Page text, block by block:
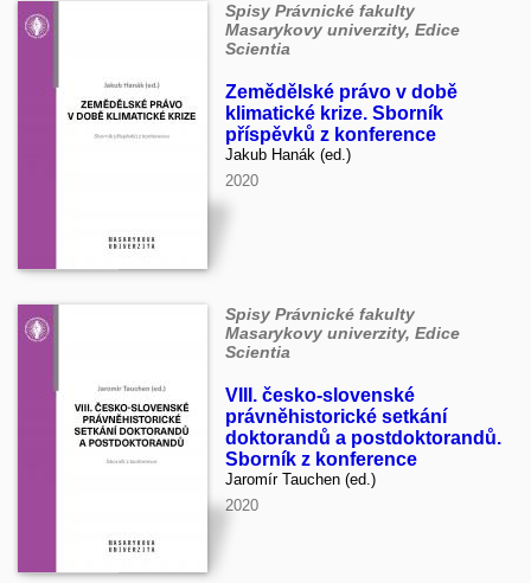
Spisy Právnické fakulty
Masarykovy univerzity, Edice
Scientia
Zemědělské právo v době
klimatické krize. Sborník
příspěvků z konference
Jakub Hanák (ed.)
2020
Spisy Právnické fakulty
Masarykovy univerzity, Edice
Scientia
VIII. česko-slovenské
právněhistorické setkání
doktorandů a postdoktorandů.
Sborník z konference
Jaromír Tauchen (ed.)
2020